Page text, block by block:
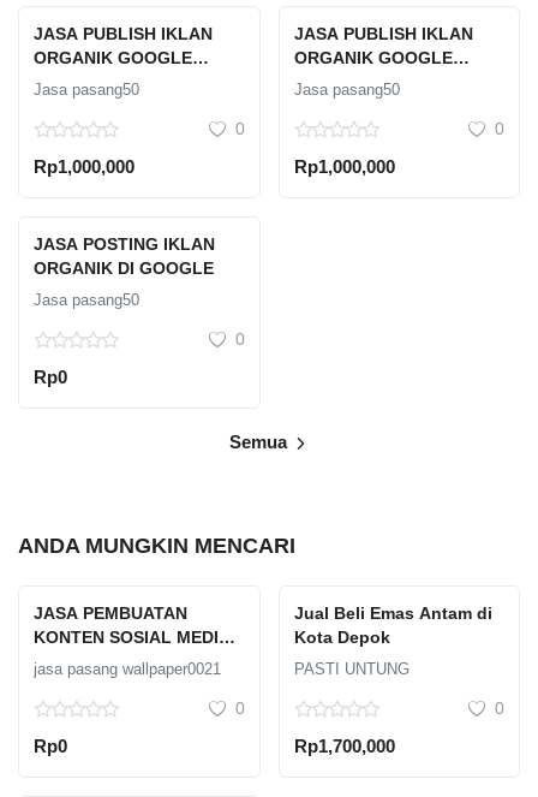
JASA PUBLISH IKLAN
ORGANIK GOOGLE
PROFESIONAL
Jasa pasang50
0
Rp1,000,000
JASA PUBLISH IKLAN
ORGANIK GOOGLE
PROFESIONAL
Jasa pasang50
0
Rp1,000,000
JASA POSTING IKLAN
ORGANIK DI GOOGLE
Jasa pasang50
0
Rp0
Semua
ANDA MUNGKIN MENCARI
JASA PEMBUATAN
KONTEN SOSIAL MEDIA
PROFESIONAL
jasa pasang wallpaper0021
0
Rp0
Jual Beli Emas Antam di
Kota Depok
PASTI UNTUNG
0
Rp1,700,000